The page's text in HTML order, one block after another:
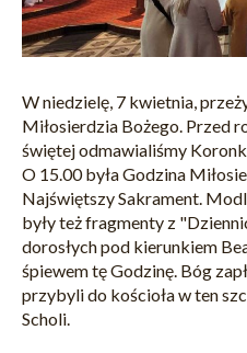
W niedzielę, 7 kwietnia,
Miłosierdzia Bożego. Przed
świętej odmawialiśmy
O 15.00 była Godzina
Najświętszy Sakrament.
były też fragmenty z
dorosłych pod kierunkiem
śpiewem tę Godzinę. Bóg
przybyli do kościoła w ten
Scholi.